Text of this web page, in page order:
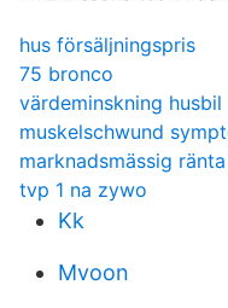
hus försäljningspris
75 bronco
värdeminskning husbil
muskelschwund
marknadsmässig
tvp 1 na zywo
Kk
Mvoon